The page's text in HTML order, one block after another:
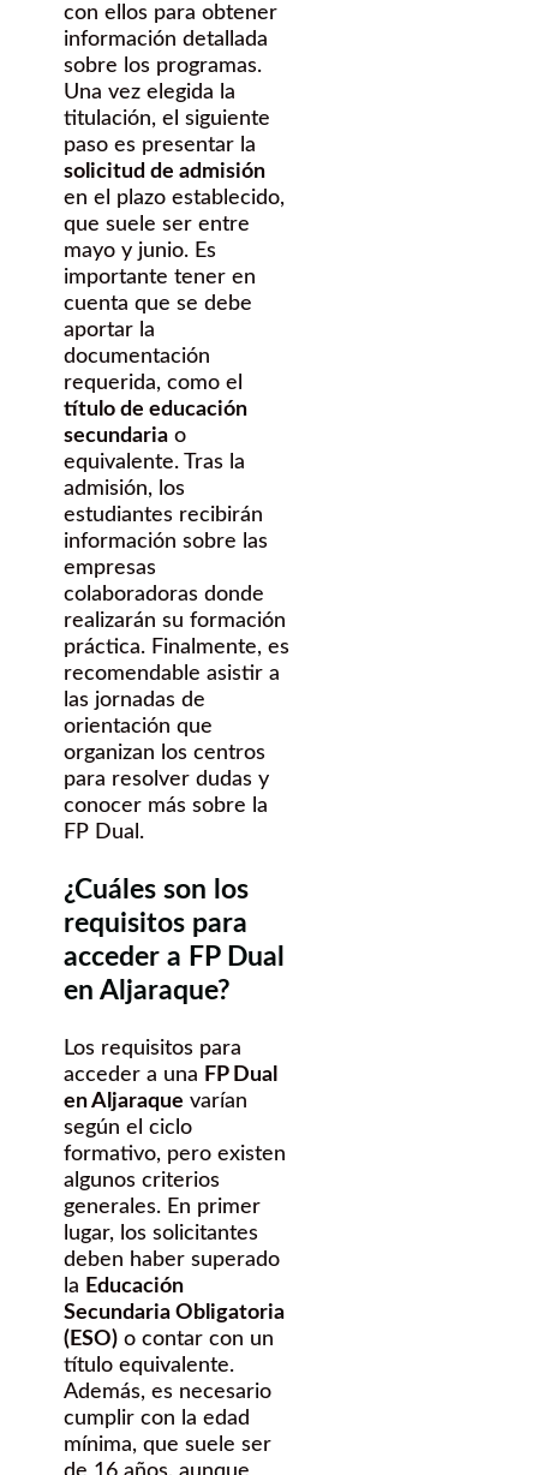
con ellos para obtener
información detallada
sobre los programas.
Una vez elegida la
titulación, el siguiente
paso es presentar la
solicitud de admisión
en el plazo establecido,
que suele ser entre
mayo y junio. Es
importante tener en
cuenta que se debe
aportar la
documentación
requerida, como el
título de educación
secundaria o
equivalente. Tras la
admisión, los
estudiantes recibirán
información sobre las
empresas
colaboradoras donde
realizarán su formación
práctica. Finalmente, es
recomendable asistir a
las jornadas de
orientación que
organizan los centros
para resolver dudas y
conocer más sobre la
FP Dual.
¿Cuáles son los
requisitos para
acceder a FP Dual
en Aljaraque?
Los requisitos para
acceder a una FP Dual
en Aljaraque varían
según el ciclo
formativo, pero existen
algunos criterios
generales. En primer
lugar, los solicitantes
deben haber superado
la Educación
Secundaria Obligatoria
(ESO) o contar con un
título equivalente.
Además, es necesario
cumplir con la edad
mínima, que suele ser